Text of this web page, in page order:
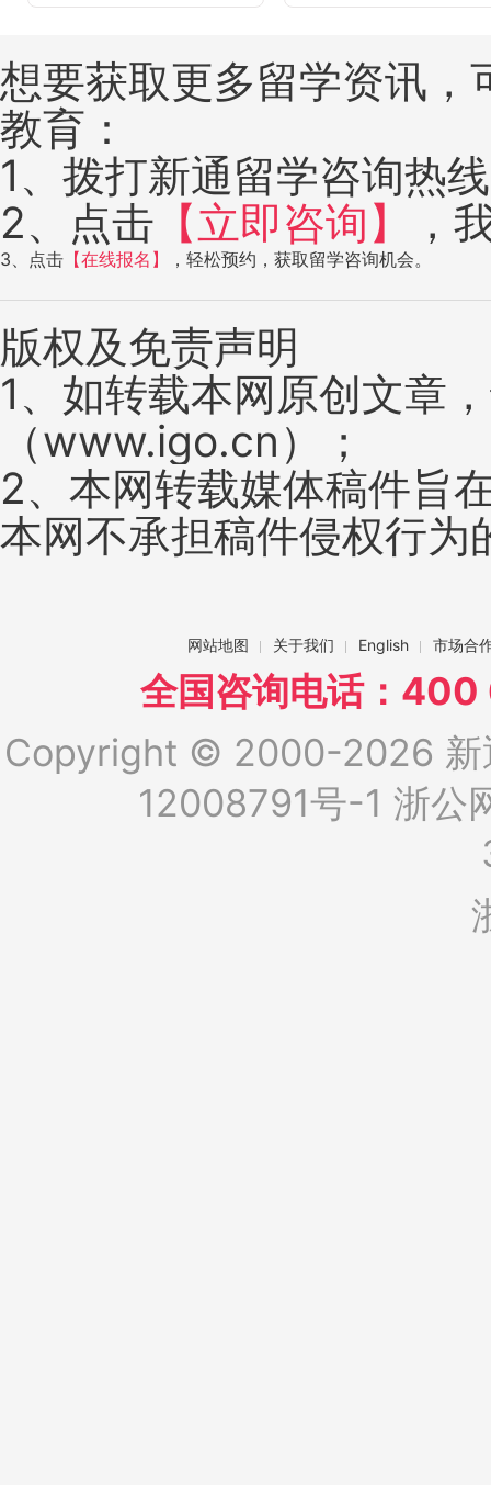
想要获取更多留学资讯
教育：
1、拨打新通留学咨询热
2、点击 【立即咨询】 ，
3、点击 【在线报名】 ，轻松预约，获取留学咨询机会。
版权及免责声明
1、如转载本网原创文章
（www.igo.cn）；
2、本网转载媒体稿件旨
本网不承担稿件侵权行为
网站地图 关于我们 English 市场合
全国咨询电话：
Copyright © 2000-2026 新
12008791号-1 浙公